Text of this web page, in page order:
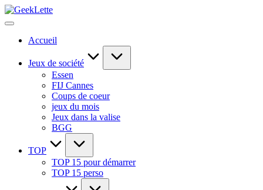
Skip
to
GeekLette
blog
Accueil
Jeux de société
Essen
FIJ Cannes
Coups de coeur
jeux du mois
Jeux dans la valise
BGG
TOP
TOP 15 pour démarrer
TOP 15 perso